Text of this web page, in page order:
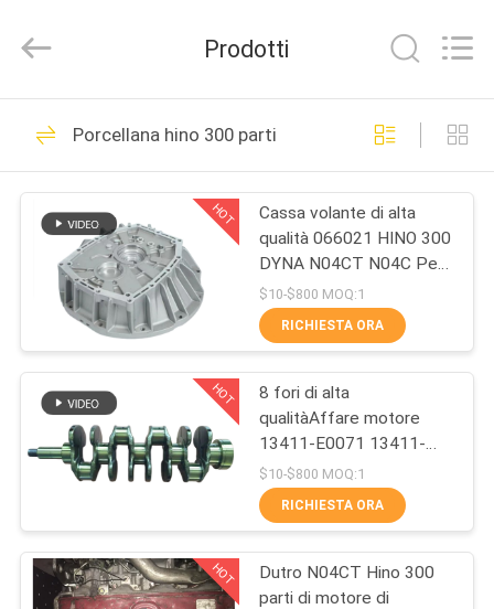
CASA
PRODOTTI
CIRCA
GIRO
DELLA
FABBRICA
DI
QUALITÀ
Technology
Rights
Parti giapponesi del
camion
176
Parti del camion di
mercato degli
accessori
51
Prodotti
Porcellana hino 300 parti
HOT
Cassa volante di alta
qualità 066021 HINO 300
DYNA N04CT N04C Per
parti Hino 300
$10-$800 MOQ:1
RICHIESTA ORA
HOT
8 fori di alta
qualitàAffare motore
13411-E0071 13411-
78080 HINO 300 Dutro
W04D N04CT
N04C/Toyota Per parti
$10-$800 MOQ:1
RICHIESTA ORA
HOT
Dutro N04CT Hino 300
parti di motore di